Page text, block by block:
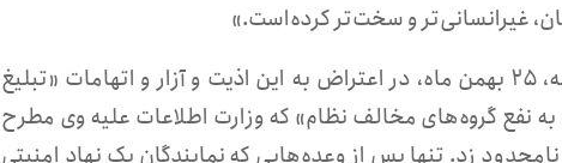
غیرانسانی‌تر و سخت‌تر کرده‌است.»
این بیانیه می افزاید«آقای فیروزی، از روز شنبه، ۲۵ بهمن ماه، در اعتراض به این اذیت و آزار و اتهامات «تبلیغ
نفع گروه‌های مخالف نظام» که وزارت اطلاعات علیه وی مطرح
زد. تنها پس از وعده‌هایی که نمایندگان یک نهاد امنیتی